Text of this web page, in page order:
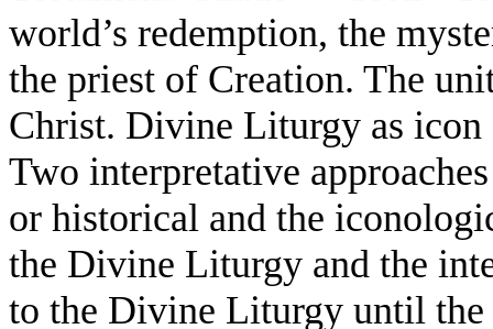
world’s redemption, the
the priest of Creation. The
Christ. Divine Liturgy as
Two interpretative
or historical and the
the Divine Liturgy and the
to the Divine Liturgy until